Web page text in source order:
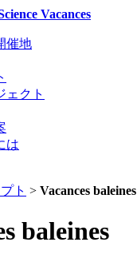
Vacances
催地
ェクト
は
ト > Vacances baleines
baleines